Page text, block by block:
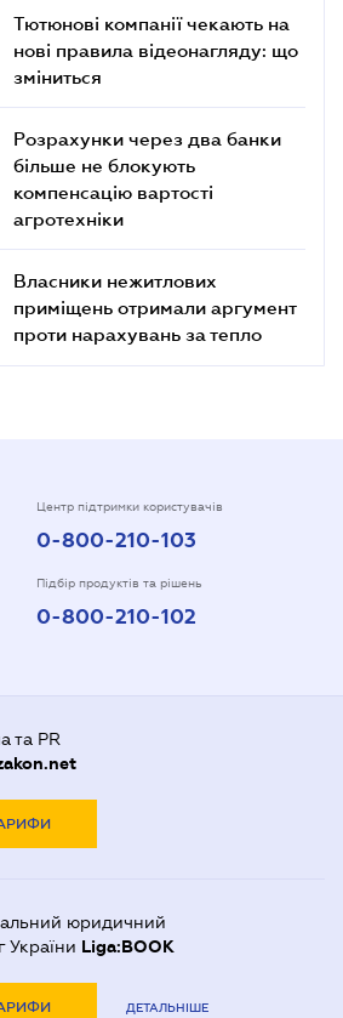
Тютюнові компанії чекають на
нові правила відеонагляду: що
зміниться
Розрахунки через два банки
більше не блокують
компенсацію вартості
агротехніки
Власники нежитлових
приміщень отримали аргумент
проти нарахувань за тепло
Центр підтримки користувачів
0-800-210-103
Підбір продуктів та рішень
0-800-210-102
та PR
юридичний
України Liga:BOOK
ДЕТАЛЬНІШЕ